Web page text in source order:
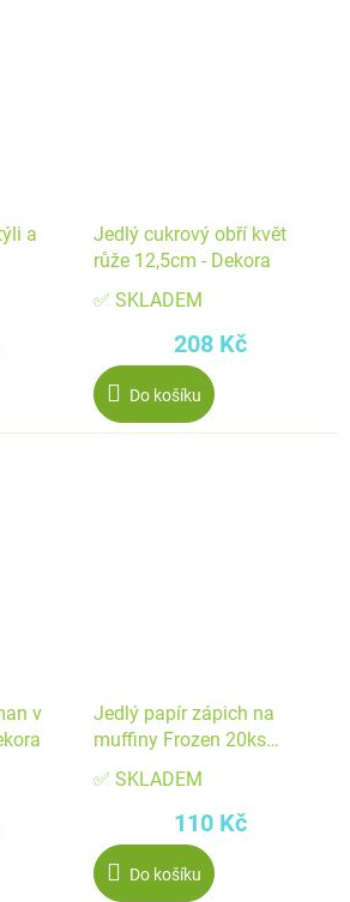
a
Jedlý cukrový obří květ
růže 12,5cm - Dekora
✅ SKLADEM
208 Kč
Do košíku
v
Jedlý papír zápich na
muffiny Frozen 20ks
6,5x4cm - Dekora
✅ SKLADEM
110 Kč
Do košíku